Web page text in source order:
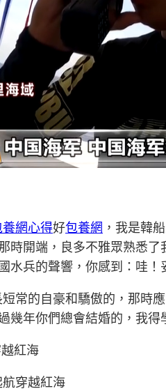
養網心得好包養網 ，我是韓
時開端，良多不雅眾熟悉
水兵的聲響，你感到：哇！
常的自豪和驕傲的，那時
幾年你們總會結婚的，我
穿越紅海